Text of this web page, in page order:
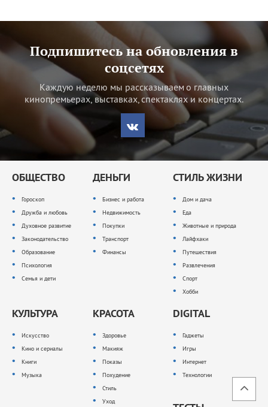
Подпишитесь на обновления в
соцсетях
Каждую неделю мы рассказываем о главных
кинопремьерах, выставках, спектаклях и концертах.
ОБЩЕСТВО
Гороскоп
Дружба и любовь
Духовное развитие
Законодательство
Образование
Психология
Семья и дети
ДЕНЬГИ
Бизнес и работа
Недвижимость
Покупки
Транспорт
Финансы
СТИЛЬ ЖИЗНИ
Дом и дача
Еда
Животные и природа
Лайфхаки
Путешествия
Развлечения
Спорт
Хобби
КУЛЬТУРА
Искусство
Кино и сериалы
Книги
Музыка
КРАСОТА
Здоровье
Макияж
Показы
Похудение
Стиль
Уход
DIGITAL
Гаджеты
Игры
Интернет
Технологии